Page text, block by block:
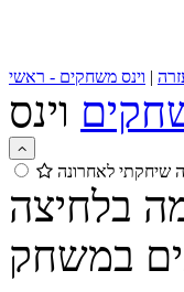
| וינס משחקים - ראשי
שיחקתי לאחרונה
בלחיצה